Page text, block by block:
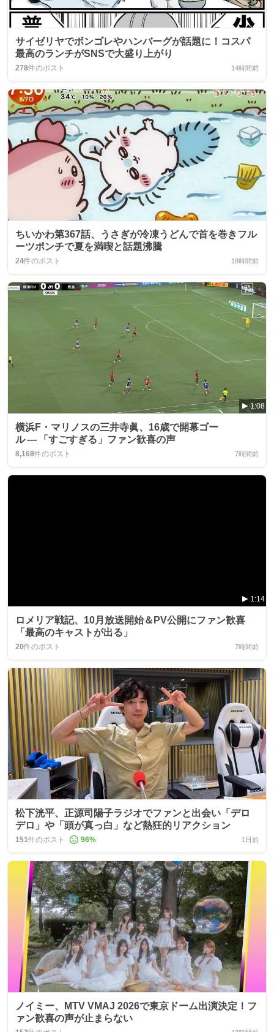
サイゼリヤでボンゴレやハンバーグが話題に！コスパ
最高のランチがSNSで大盛り上がり
278件のポスト 14時間前
ちいかわ第367話、うさぎが冷凍うどんで首を巻きフル
ーツポンチで夏を満喫と話題沸騰
24件のポスト 18時間前
1:08
横浜F・マリノスの三井寺眞、16歳で開幕ゴー
ル ― 「すごすぎる」ファン歓喜の声
8,168件のポスト 7時間前
1:14
ロメリア戦記、10月放送開始＆PV公開にファン歓喜
「最高のキャストが出る」
20件のポスト 7時間前
松下洸平、正源司陽子ラジオでファンと出会い「デロ
デロ」や「頭が真っ白」など熱狂的リアクション
151件のポスト 96% 1日前
ノイミー、MTV VMAJ 2026で東京ドーム出演決定！フ
ァン歓喜の声が止まらない